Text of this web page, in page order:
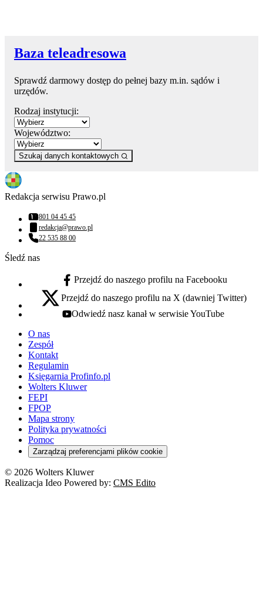
Baza teleadresowa
Sprawdź darmowy dostęp do pełnej bazy m.in. sądów i
urzędów.
Rodzaj instytucji:
Województwo:
Szukaj danych kontaktowych
Redakcja serwisu Prawo.pl
Numer telefonu:
801 04 45 45
Adres email:
redakcja@prawo.pl
Numer telefonu:
22 535 88 00
Śledź nas
facebook - otwiera się w nowej karcie
Przejdź do naszego profilu na Facebooku
x - otwiera się w nowej karcie
Przejdź do naszego profilu na X (dawniej Twitter)
youtube - otwiera się w nowej karcie
Odwiedź nasz kanał w serwisie YouTube
O nas
Zespół
Kontakt
Regulamin
Księgarnia Profinfo.pl
Wolters Kluwer
FEPI
FPOP
Mapa strony
Polityka prywatności
Pomoc
Zarządzaj preferencjami plików cookie
© 2026 Wolters Kluwer
Realizacja Ideo Powered by: CMS Edito